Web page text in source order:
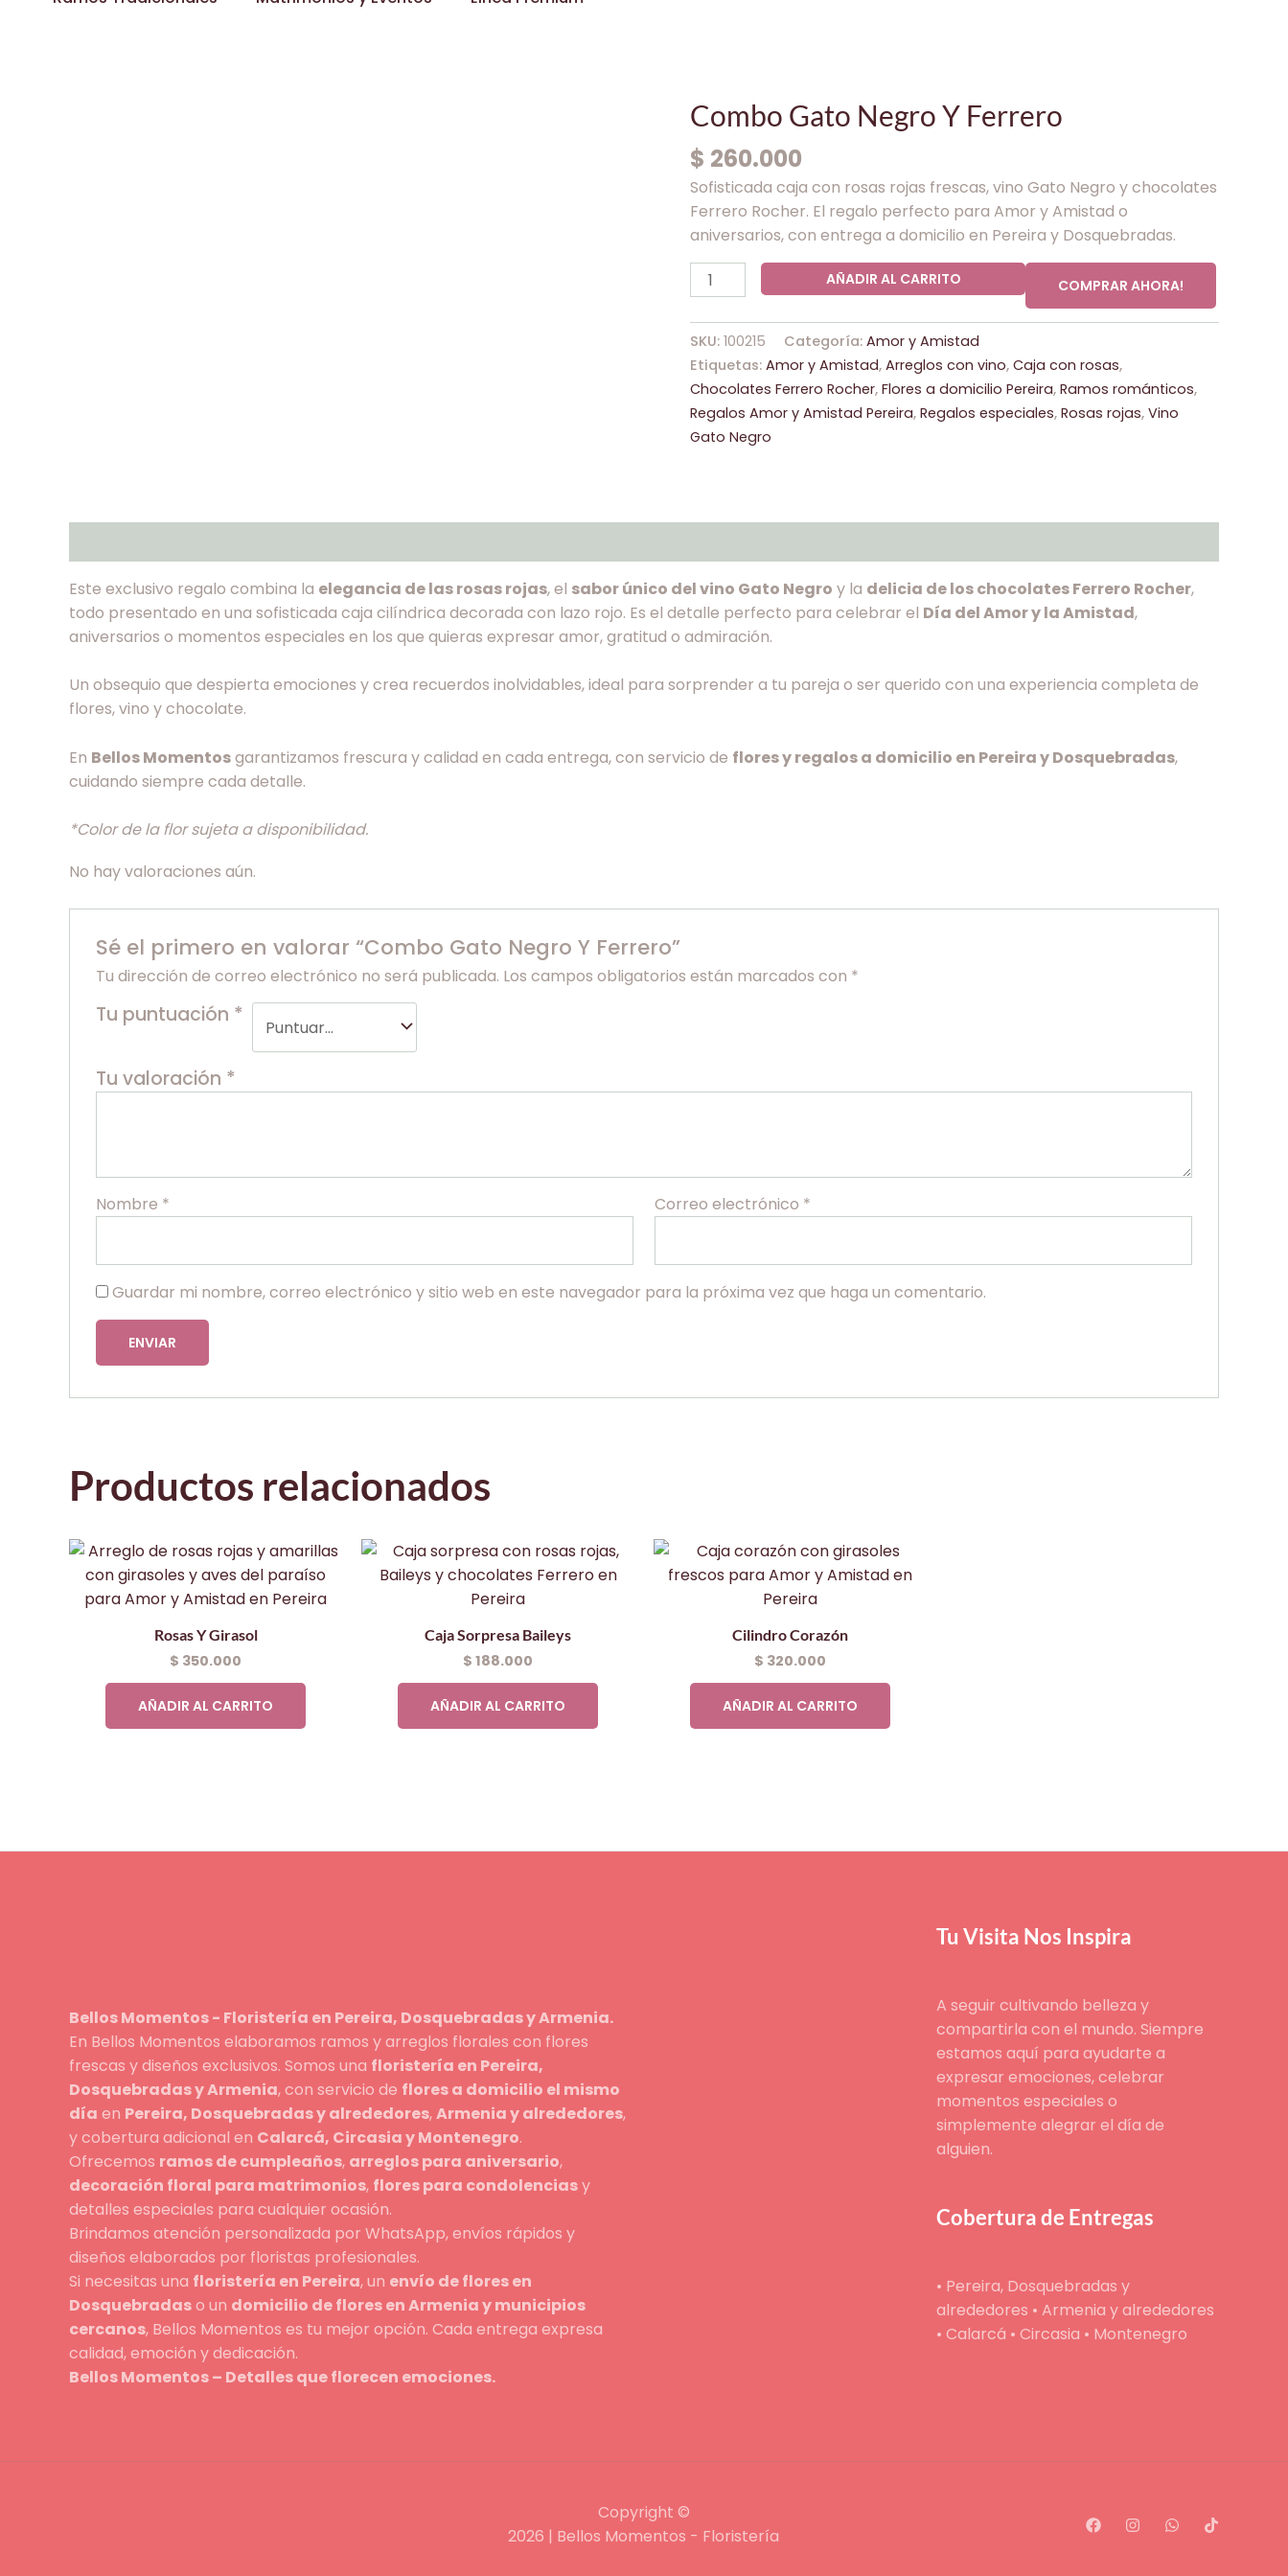
Combo Gato Negro Y Ferrero
$ 260.000
Sofisticada caja con rosas rojas frescas, vino Gato Negro y chocolates
Ferrero Rocher. El regalo perfecto para Amor y Amistad o
aniversarios, con entrega a domicilio en Pereira y Dosquebradas.
Combo
Gato
Negro
Y
Ferrero
cantidad
AÑADIR AL CARRITO COMPRAR AHORA!
SKU: 100215 Categoría: Amor y Amistad
Etiquetas: Amor y Amistad, Arreglos con vino, Caja con rosas,
Chocolates Ferrero Rocher, Flores a domicilio Pereira, Ramos románticos,
Regalos Amor y Amistad Pereira, Regalos especiales, Rosas rojas, Vino
Gato Negro
Este exclusivo regalo combina la elegancia de las rosas rojas, el sabor único del vino Gato Negro y la delicia de los chocolates Ferrero Rocher,
todo presentado en una sofisticada caja cilíndrica decorada con lazo rojo. Es el detalle perfecto para celebrar el Día del Amor y la Amistad,
aniversarios o momentos especiales en los que quieras expresar amor, gratitud o admiración.
Un obsequio que despierta emociones y crea recuerdos inolvidables, ideal para sorprender a tu pareja o ser querido con una experiencia completa de
flores, vino y chocolate.
En Bellos Momentosgarantizamos frescura y calidad en cada entrega, con servicio de flores y regalos a domicilio en Pereira y Dosquebradas,
cuidando siempre cada detalle.
*Color de la flor sujeta a disponibilidad.
No hay valoraciones aún.
Sé el primero en valorar “Combo Gato Negro Y Ferrero”
Tu dirección de correo electrónico no será publicada. Los campos obligatorios están marcados con *
Tu puntuación *
Tu valoración *
Nombre * Correo electrónico *
Guardar mi nombre, correo electrónico y sitio web en este navegador para la próxima vez que haga un comentario.
Productos relacionados
Rosas Y Girasol
$ 350.000
AÑADIR AL CARRITO
Caja Sorpresa Baileys
$ 188.000
AÑADIR AL CARRITO
Cilindro Corazón
$ 320.000
AÑADIR AL CARRITO
Bellos Momentos - Floristería en Pereira, Dosquebradas y Armenia.
En Bellos Momentos elaboramos ramos y arreglos florales con flores
frescas y diseños exclusivos. Somos una floristería en Pereira,
Dosquebradas y Armenia, con servicio de flores a domicilio el mismo
día en Pereira, Dosquebradas y alrededores,Armenia y alrededores,
y cobertura adicional en Calarcá, Circasia y Montenegro.
Ofrecemos ramos de cumpleaños, arreglos para aniversario,
decoración floral para matrimonios, flores para condolenciasy
detalles especiales para cualquier ocasión.
Brindamos atención personalizada por WhatsApp, envíos rápidos y
diseños elaborados por floristas profesionales.
Si necesitas una floristería en Pereira, un envío de flores en
Dosquebradaso un domicilio de flores en Armenia y municipios
cercanos, Bellos Momentos es tu mejor opción. Cada entrega expresa
calidad, emoción y dedicación.
Bellos Momentos – Detalles que florecen emociones.
Tu Visita Nos Inspira
A seguir cultivando belleza y
compartirla con el mundo. Siempre
estamos aquí para ayudarte a
expresar emociones, celebrar
momentos especiales o
simplemente alegrar el día de
alguien.
Cobertura de Entregas
• Pereira, Dosquebradas y
alrededores • Armenia y alrededores
• Calarcá • Circasia • Montenegro
Copyright ©
2026 | Bellos Momentos - Floristería